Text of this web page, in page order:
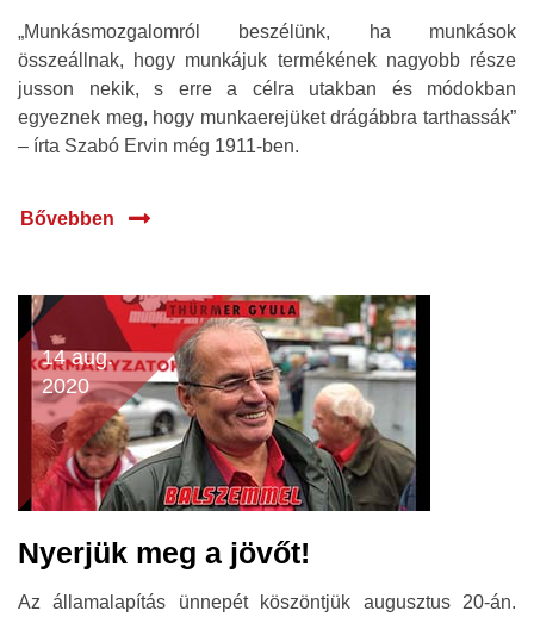
„Munkásmozgalomról beszélünk, ha munkások
összeállnak, hogy munkájuk termékének nagyobb része
jusson nekik, s erre a célra utakban és módokban
egyeznek meg, hogy munkaerejüket drágábbra tarthassák”
– írta Szabó Ervin még 1911-ben.
Bővebben
14 aug.
2020
Nyerjük meg a jövőt!
Az államalapítás ünnepét köszöntjük augusztus 20-án.